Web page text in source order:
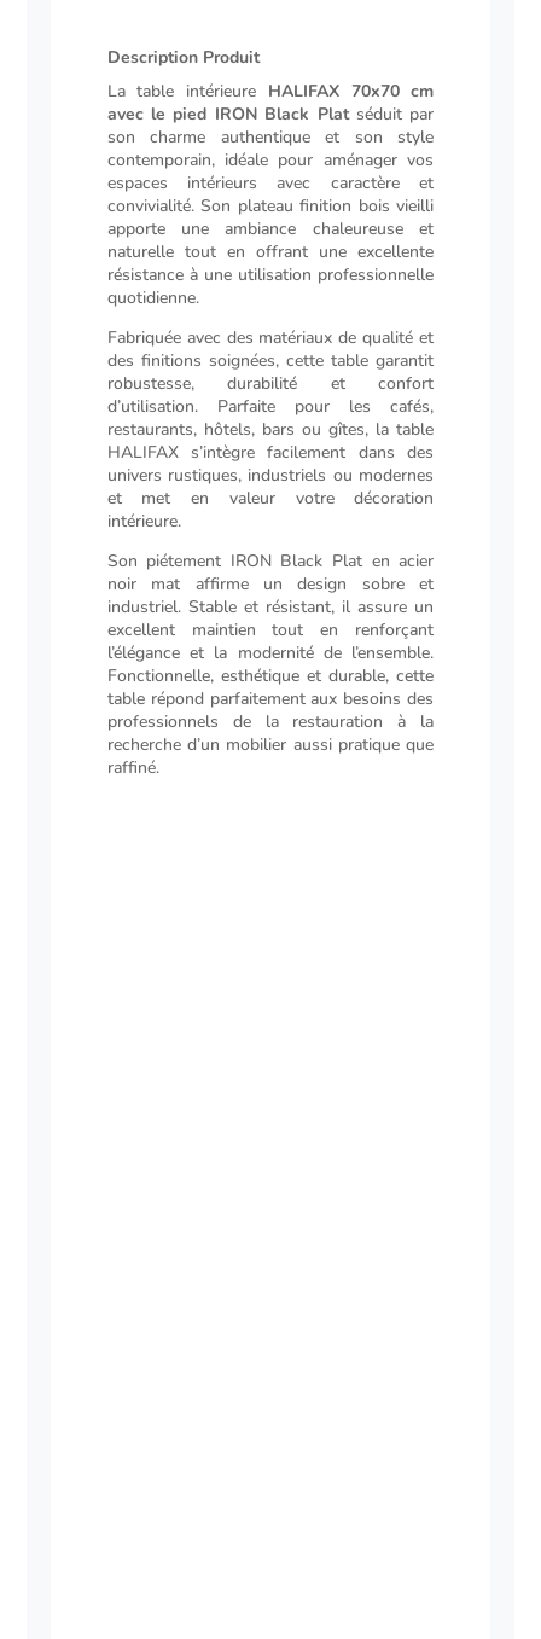
Description Produit
La table intérieure HALIFAX 70x70 cm
avec le pied IRON Black Platséduit par
son charme authentique et son style
contemporain, idéale pour aménager vos
espaces intérieurs avec caractère et
convivialité. Son plateau finition bois vieilli
apporte une ambiance chaleureuse et
naturelle tout en offrant une excellente
résistance à une utilisation professionnelle
quotidienne.
Fabriquée avec des matériaux de qualité et
des finitions soignées, cette table garantit
robustesse, durabilité et confort
d’utilisation. Parfaite pour les cafés,
restaurants, hôtels, bars ou gîtes, la table
HALIFAX s’intègre facilement dans des
univers rustiques, industriels ou modernes
et met en valeur votre décoration
intérieure.
Son piétement IRON Black Plat en acier
noir mat affirme un design sobre et
industriel. Stable et résistant, il assure un
excellent maintien tout en renforçant
l’élégance et la modernité de l’ensemble.
Fonctionnelle, esthétique et durable, cette
table répond parfaitement aux besoins des
professionnels de la restauration à la
recherche d’un mobilier aussi pratique que
raffiné.